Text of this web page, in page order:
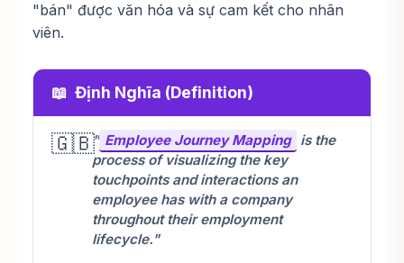
"bán" được văn hóa và sự cam kết cho nhân
viên.
📖 Định Nghĩa (Definition)
🇬🇧" Employee Journey Mapping is the
process of visualizing the key
touchpoints and interactions an
employee has with a company
throughout their employment
lifecycle."